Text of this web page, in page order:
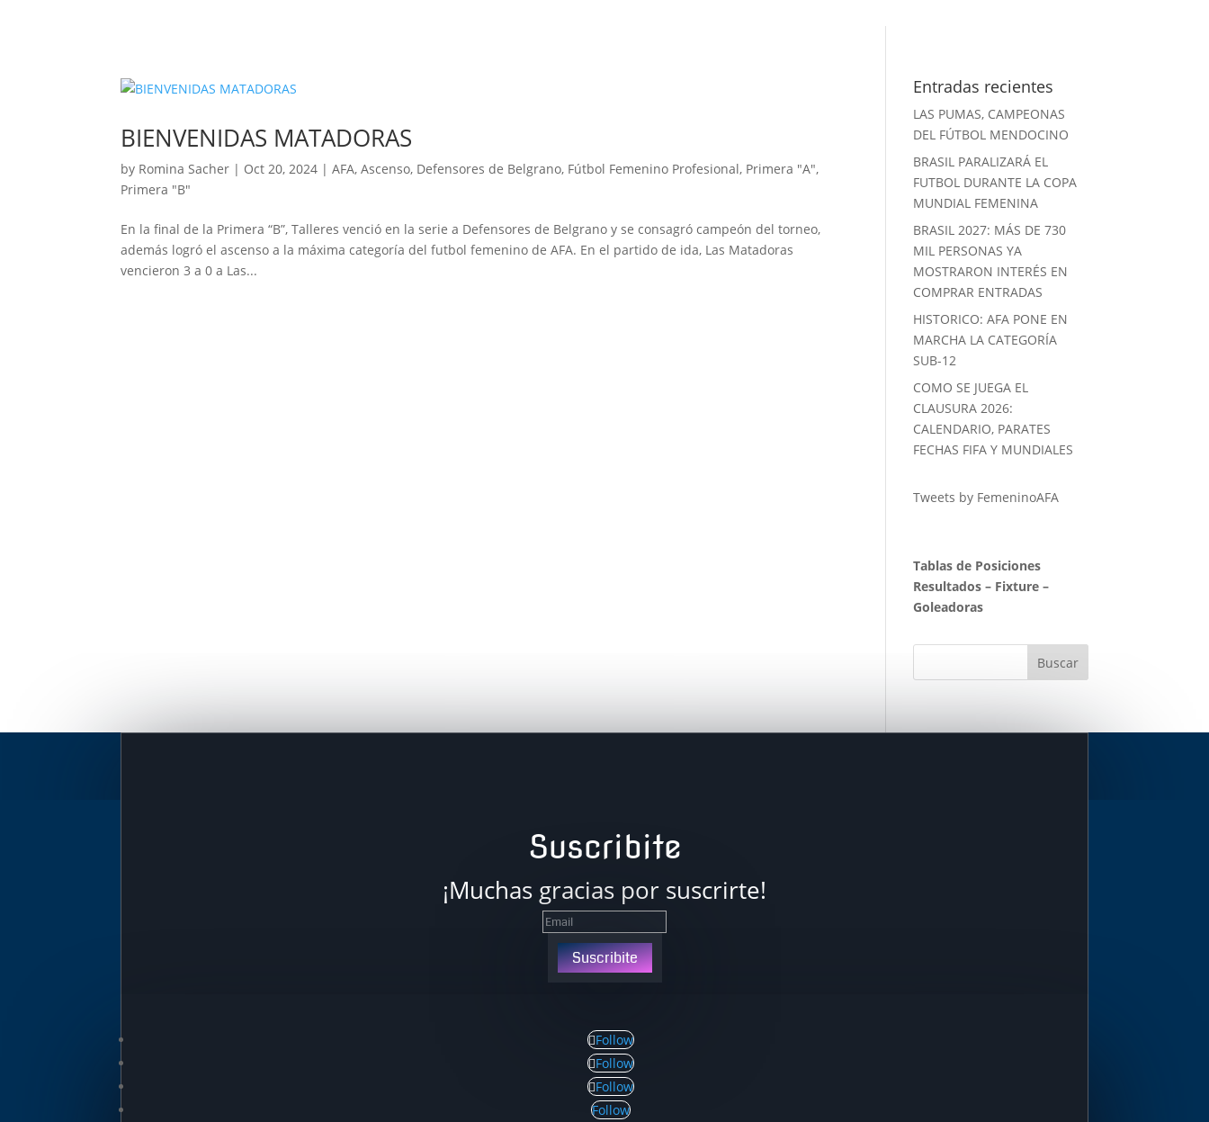
BIENVENIDAS MATADORAS
by Romina Sacher | Oct 20, 2024 |AFA,Ascenso, Defensores de Belgrano, Fútbol Femenino Profesional, Primera "A",
Primera "B"
En la final de la Primera “B”, Talleres venció en la serie a Defensores de Belgrano y se consagró campeón del torneo,
además logró el ascenso a la máxima categoría del futbol femenino de AFA. En el partido de ida, Las Matadoras
vencieron 3 a 0 a Las...
Entradas recientes
LAS PUMAS, CAMPEONAS
DEL FÚTBOL MENDOCINO
BRASIL PARALIZARÁ EL
FUTBOL DURANTE LA COPA
MUNDIAL FEMENINA
BRASIL 2027: MÁS DE 730
MIL PERSONAS YA
MOSTRARON INTERÉS EN
COMPRAR ENTRADAS
HISTORICO: AFA PONE EN
MARCHA LA CATEGORÍA
SUB-12
COMO SE JUEGA EL
CLAUSURA 2026:
CALENDARIO, PARATES
FECHAS FIFA Y MUNDIALES
Tweets by FemeninoAFA
Tablas de Posiciones
Resultados – Fixture –
Goleadoras
Suscribite
¡Muchas gracias por suscrirte!
Suscribite
Follow
Follow
Follow
Follow